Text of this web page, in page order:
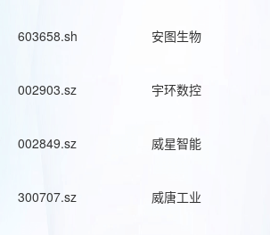
603658.sh 安图生物
002903.sz 宇环数控
002849.sz 威星智能
300707.sz 威唐工业